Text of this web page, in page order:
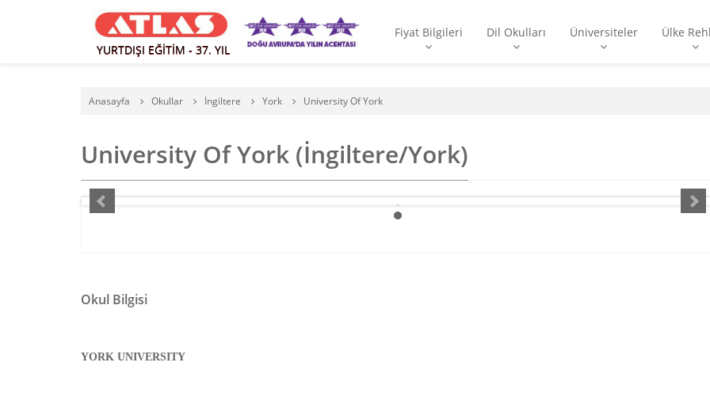
YURTDIŞI EĞİTİM - 37. YIL
Fiyat Bilgileri Dil Okulları Üniversiteler Ülke
Anasayfa Okullar İngiltere York University Of York
University Of York (İngiltere/York)
Okul Bilgisi
YORK UNIVERSITY